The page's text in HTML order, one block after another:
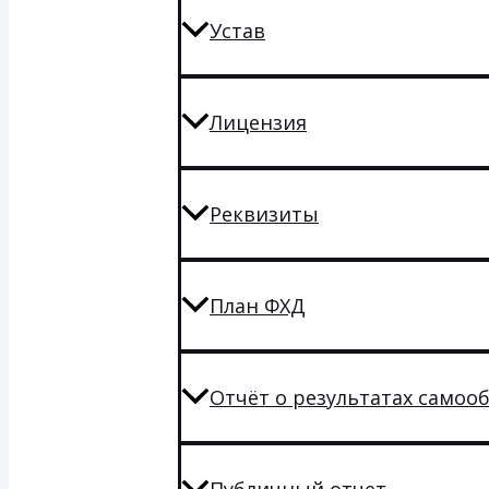
Устав
Лицензия
Реквизиты
План ФХД
Отчёт о результатах